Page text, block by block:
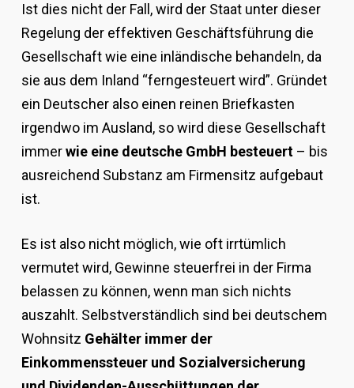
Ist dies nicht der Fall, wird der Staat unter dieser
Regelung der effektiven Geschäftsführung die
Gesellschaft wie eine inländische behandeln, da
sie aus dem Inland “ferngesteuert wird”. Gründet
ein Deutscher also einen reinen Briefkasten
irgendwo im Ausland, so wird diese Gesellschaft
immerwie eine deutsche GmbH besteuert– bis
ausreichend Substanz am Firmensitz aufgebaut
ist.
Es ist also nicht möglich, wie oft irrtümlich
vermutet wird, Gewinne steuerfrei in der Firma
belassen zu können, wenn man sich nichts
auszahlt. Selbstverständlich sind bei deutschem
Wohnsitz Gehälter immer der
Einkommenssteuer und Sozialversicherung